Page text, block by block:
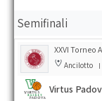
Semifinali
XXVI
Ancilotto |
Virtus